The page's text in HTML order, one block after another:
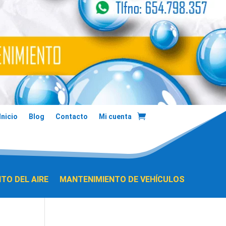
Blog Contacto Mi cuenta
DEL AIRE MANTENIMIENTO DE VEHÍCULOS